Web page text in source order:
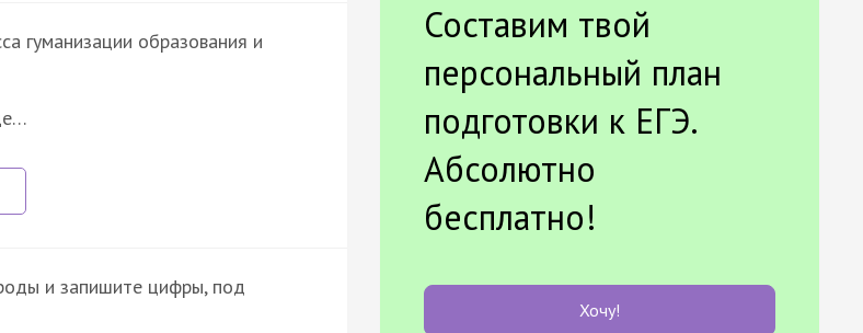
гуманизации образования и
и запишите цифры, под
Составим твой
персональный план
подготовки к ЕГЭ.
Абсолютно
бесплатно!
Хочу!